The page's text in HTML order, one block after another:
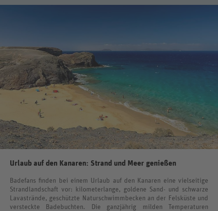
Urlaub auf den Kanaren: Strand und Meer genießen
Badefans finden bei einem Urlaub auf den Kanaren eine vielseitige
Strandlandschaft vor: kilometerlange, goldene Sand- und schwarze
Lavastrände, geschützte Naturschwimmbecken an der Felsküste und
versteckte Badebuchten. Die ganzjährig milden Temperaturen